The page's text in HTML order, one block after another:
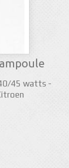
45 watts -